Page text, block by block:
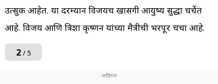
उत्सुक आहेत. या दरम्यान विजयच खासगी आयुष्य सुद्धा चर्चेत
आहे. विजय आणि त्रिशा कृष्णन यांच्या मैत्रीची भरपूर चर्चा आहे.
2/ 5